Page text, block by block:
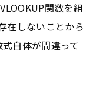
関数を組
在しないことから
自体が間違って